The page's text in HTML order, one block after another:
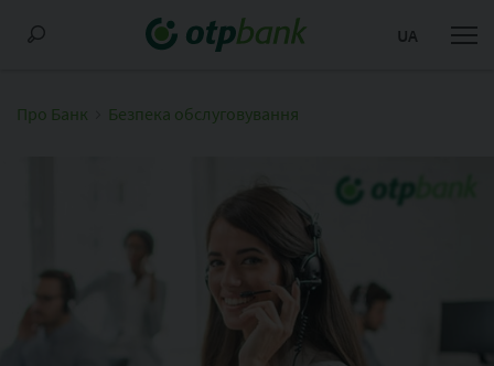
UA
Про Банк Безпека обслуговування